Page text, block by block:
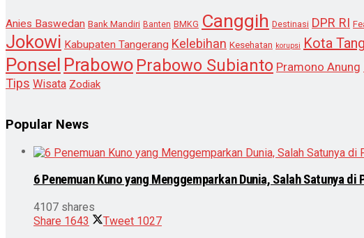
Anies Baswedan Bank Mandiri Banten BMKG Canggih Destinasi DPR RI
Jokowi Kabupaten Tangerang Kelebihan Kesehatan korupsi Kota
Ponsel Prabowo Prabowo Subianto Pramono Anung
Tips Wisata Zodiak
Popular News
6 Penemuan Kuno yang Menggemparkan Dunia, Salah Satunya di
4107 shares
Share 1643 Tweet 1027